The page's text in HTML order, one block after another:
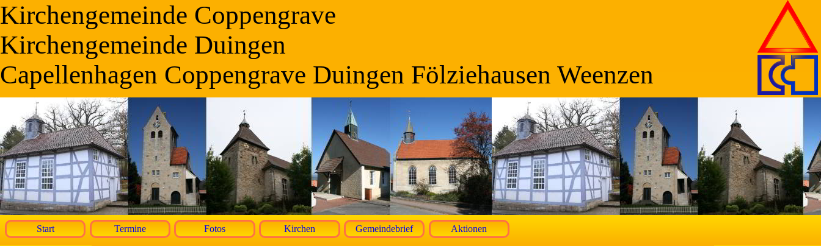
Kirchengemeinde Coppengrave
Kirchengemeinde Duingen
Capellenhagen Coppengrave Duingen Fölziehausen Weenzen
Start Termine Fotos Kirchen Gemeindebrief Aktionen